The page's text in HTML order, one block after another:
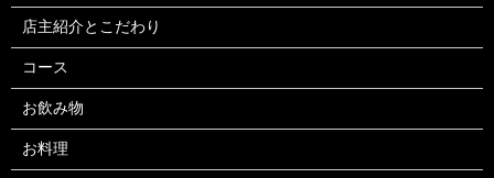
店主紹介とこだわり
コース
お飲み物
お料理